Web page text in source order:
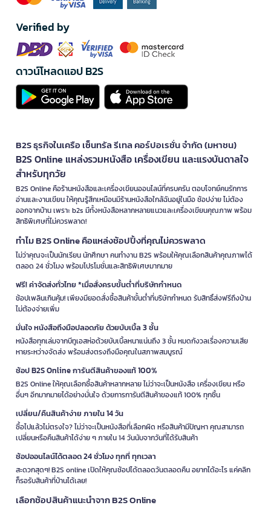
Verified by
ดาวน์โหลดแอป B2S
B2S ธุรกิจในเครือ เซ็นทรัล รีเทล คอร์ปอเรชั่น จำกัด (มหาชน)
B2S Online แหล่งรวมหนังสือ เครื่องเขียน และแรงบันดาลใจ
สำหรับทุกวัย
B2S Online คือร้านหนังสือและเครื่องเขียนออนไลน์ที่ครบครัน ตอบโจทย์คนรักการ
อ่านและงานเขียน ให้คุณรู้สึกเหมือนมีร้านหนังสือใกล้ฉันอยู่ในมือ ช้อปง่าย ไม่ต้อง
ออกจากบ้าน เพราะ b2s มีทั้งหนังสือหลากหลายแนวและเครื่องเขียนคุณภาพ พร้อม
สิทธิพิเศษที่ไม่ควรพลาด!
ทำไม B2S Online คือแหล่งช้อปปิ้งที่คุณไม่ควรพลาด
ไม่ว่าคุณจะเป็นนักเรียน นักศึกษา คนทำงาน B2S พร้อมให้คุณเลือกสินค้าคุณภาพได้
ตลอด 24 ชั่วโมง พร้อมโปรโมชั่นและสิทธิพิเศษมากมาย
ฟรี! ค่าจัดส่งทั่วไทย *เมื่อสั่งครบขั้นต่ำที่บริษัทกำหนด
ช้อปเพลินเกินคุ้ม! เพียงมียอดสั่งซื้อสินค้าขั้นต่ำที่บริษัทกำหนด รับสิทธิ์ส่งฟรีถึงบ้าน
ไม่ต้องจ่ายเพิ่ม
มั่นใจ หนังสือถึงมือปลอดภัย ด้วยบับเบิ้ล 3 ชั้น
หนังสือทุกเล่มจากบีทูเอสห่อด้วยบับเบิ้ลหนาแน่นถึง 3 ชั้น หมดกังวลเรื่องความเสีย
หายระหว่างจัดส่ง พร้อมส่งตรงถึงมือคุณในสภาพสมบูรณ์
ช้อป B2S Online การันตีสินค้าของแท้ 100%
B2S Online ให้คุณเลือกซื้อสินค้าหลากหลาย ไม่ว่าจะเป็นหนังสือ เครื่องเขียน หรือ
อื่นๆ อีกมากมายได้อย่างมั่นใจ ด้วยการการันตีสินค้าของแท้ 100% ทุกชิ้น
เปลี่ยน/คืนสินค้าง่าย ภายใน 14 วัน
ซื้อไปแล้วไม่ตรงใจ? ไม่ว่าจะเป็นหนังสือที่เลือกผิด หรือสินค้ามีปัญหา คุณสามารถ
เปลี่ยนหรือคืนสินค้าได้ง่าย ๆ ภายใน 14 วันนับจากวันที่ได้รับสินค้า
ช้อปออนไลน์ได้ตลอด 24 ชั่วโมง ทุกที่ ทุกเวลา
สะดวกสุดๆ! B2S online เปิดให้คุณช้อปได้ตลอดวันตลอดคืน อยากได้อะไร แค่คลิก
ก็รอรับสินค้าที่บ้านได้เลย!
เลือกช้อปสินค้าแนะนำจาก B2S Online